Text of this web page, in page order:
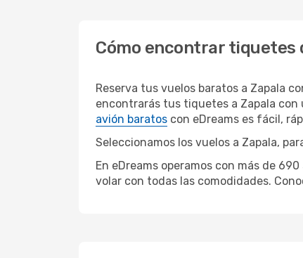
Cómo encontrar tiquetes
Reserva tus vuelos baratos a Zapala
encontrarás tus tiquetes a Zapala con
avión baratos con eDreams es fácil,
Seleccionamos los vuelos a Zapala,
En eDreams operamos con más de
volar con todas las comodidades.